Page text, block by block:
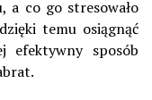
a co go stresowało
temu osiągnąć
efektywny sposób